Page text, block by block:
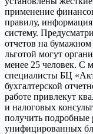
применение
правилу,
систему.
отчетов на бумажном
льготой могут
менее 25 человек. С
специалисты БЦ
бухгалтерской
работе привлекут
и налоговых
получить подробные
унифицированных